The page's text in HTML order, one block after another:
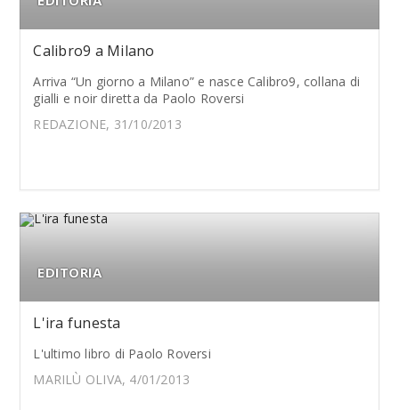
Calibro9 a Milano
Arriva “Un giorno a Milano” e nasce Calibro9, collana di
gialli e noir diretta da Paolo Roversi
REDAZIONE, 31/10/2013
EDITORIA
L'ira funesta
L'ultimo libro di Paolo Roversi
MARILÙ OLIVA, 4/01/2013